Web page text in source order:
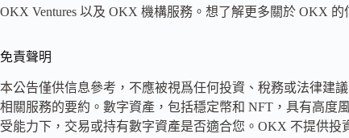
OKX Ventures 以及 OKX 機構服務。想了解更多關於 OKX
免責聲明
本公告僅供信息參考，不應被視爲任何投資、稅務或法律建
相關服務的要約。數字資產，包括穩定幣和 NFT，具有高度
受能力下，交易或持有數字資產是否適合您。OKX 不提供